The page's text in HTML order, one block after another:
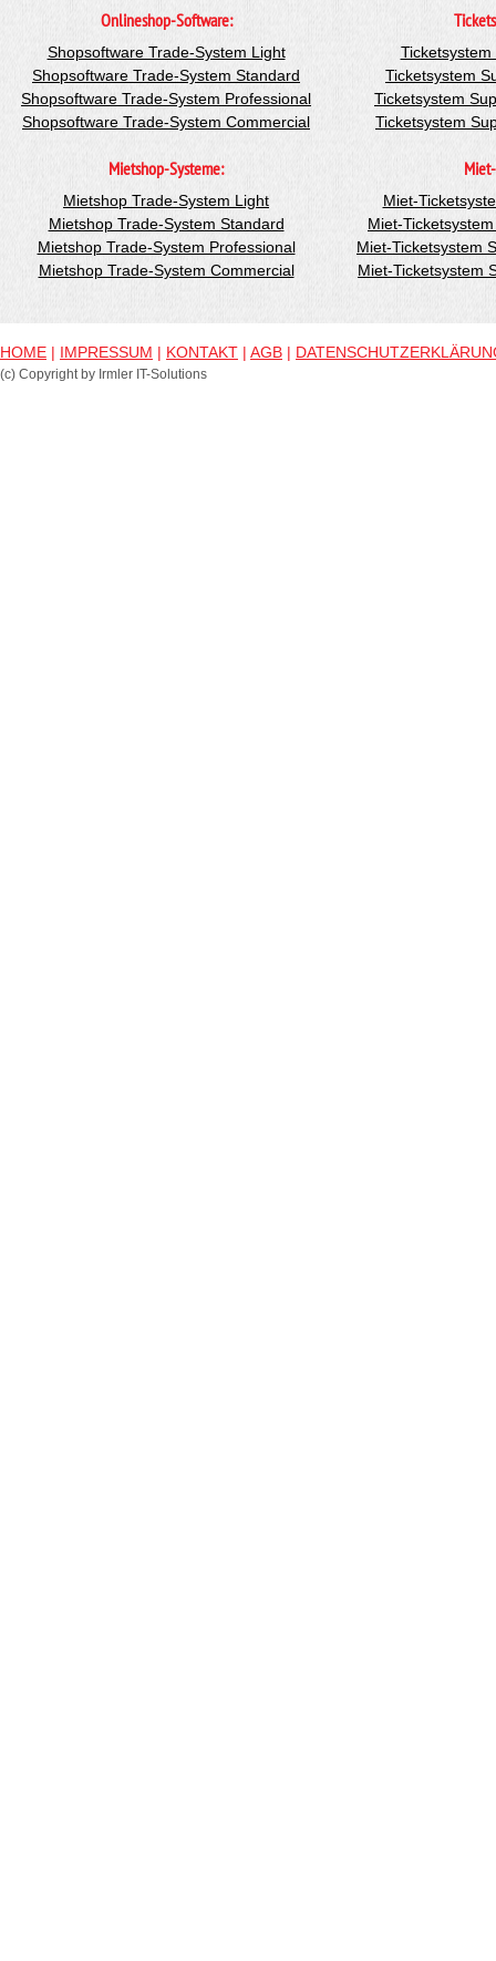
Onlineshop-Software:
Shopsoftware Trade-System Light
Shopsoftware Trade-System Standard
Shopsoftware Trade-System Professional
Shopsoftware Trade-System Commercial
Mietshop-Systeme:
Mietshop Trade-System Light
Mietshop Trade-System Standard
Mietshop Trade-System Professional
Mietshop Trade-System Commercial
Ticketsystem
Ticketsystem
Ticketsystem
Miet-
Miet-
Miet-Ticketsystem
Miet-Ticketsystem
HOME | IMPRESSUM | KONTAKT | AGB |
(c) Copyright by Irmler IT-Solutions